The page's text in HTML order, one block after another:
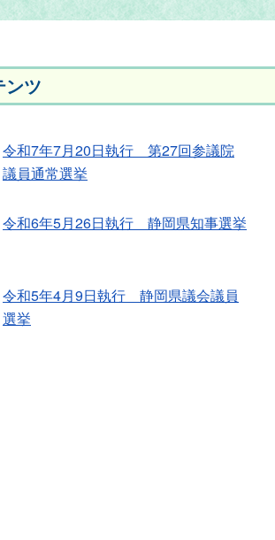
ンツ
令和7年7月20日執行 第27回参議院
議員通常選挙
令和6年5月26日執行 静岡県知事選挙
令和5年4月9日執行 静岡県議会議員
選挙